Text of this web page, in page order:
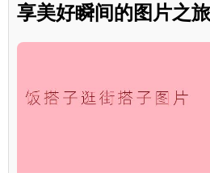
享美好瞬间的图片之旅